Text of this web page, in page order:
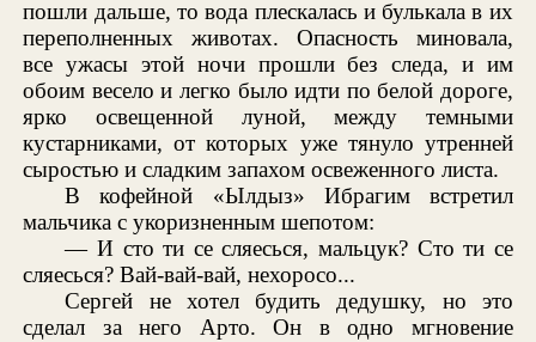
пошли дальше, то вода плескалась и булькала в их
переполненных животах. Опасность миновала,
все ужасы этой ночи прошли без следа, и им
обоим весело и легко было идти по белой дороге,
ярко освещенной луной, между темными
кустарниками, от которых уже тянуло утренней
сыростью и сладким запахом освеженного листа.
В кофейной «Ылдыз» Ибрагим встретил
мальчика с укоризненным шепотом:
— И сто ти се сляесься, мальцук? Сто ти се
сляесься? Вай-вай-вай, нехоросо...
Сергей не хотел будить дедушку, но это
сделал за него Арто. Он в одно мгновение